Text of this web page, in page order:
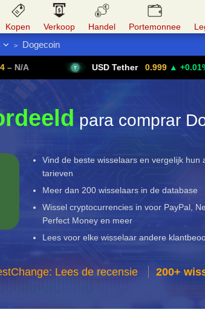
Kopen Verkoop Handel Portemonnee
Handel in Forex
> Dogecoin
USD Tether 0.999 ▲ +0.01%
para comprar
Vind de beste wisselaars en vergelijk hun
tarieven
Meer dan 200 wisselaars in de database
Wissel cryptocurrencies in voor PayPal,
Perfect Money en meer
Lees voor elke wisselaar andere
Lees de recensie 200+